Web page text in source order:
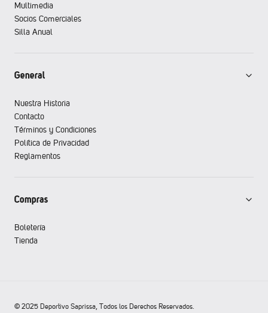
Multimedia
Socios Comerciales
Silla Anual
General
Nuestra Historia
Contacto
Términos y Condiciones
Política de Privacidad
Reglamentos
Compras
Boletería
Tienda
© 2025 Deportivo Saprissa, Todos los Derechos Reservados.